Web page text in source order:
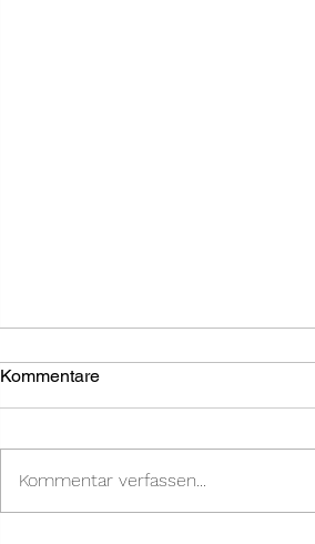
Kommentare
Kommentar verfassen...